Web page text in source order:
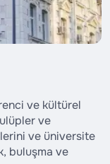
ve kültürel
ve
ve üniversite
buluşma ve